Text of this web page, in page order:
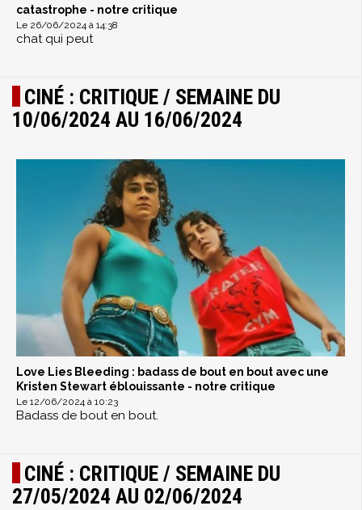
catastrophe - notre critique
Le 26/06/2024 à 14:38
chat qui peut
CINÉ : CRITIQUE / SEMAINE DU
10/06/2024 AU 16/06/2024
Love Lies Bleeding : badass de bout en bout avec une
Kristen Stewart éblouissante - notre critique
Le 12/06/2024 à 10:23
Badass de bout en bout.
CINÉ : CRITIQUE / SEMAINE DU
27/05/2024 AU 02/06/2024